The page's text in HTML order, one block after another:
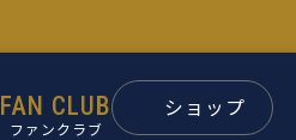
FAN CLUB
ファンクラブ
ショップ